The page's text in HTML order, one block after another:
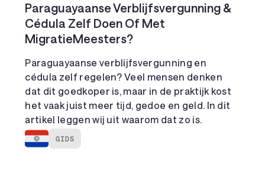
Paraguayaanse Verblijfsvergunning &
Cédula Zelf Doen Of Met
MigratieMeesters?
Paraguayaanse verblijfsvergunning en
cédula zelf regelen? Veel mensen denken
dat dit goedkoper is, maar in de praktijk kost
het vaak juist meer tijd, gedoe en geld. In dit
artikel leggen wij uit waarom dat zo is.
GIDS